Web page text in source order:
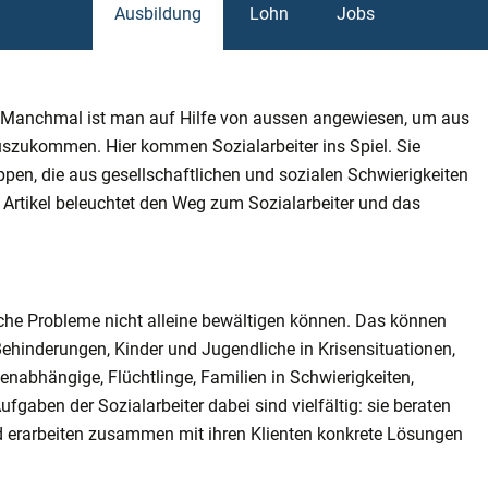
Ausbildung Lohn Jobs
ist man auf Hilfe von aussen angewiesen, um aus
Hier kommen Sozialarbeiter ins Spiel. Sie
die aus gesellschaftlichen und sozialen Schwierigkeiten
beleuchtet den Weg zum Sozialarbeiter und das
Probleme nicht alleine bewältigen können. Das können
Kinder und Jugendliche in Krisensituationen,
Flüchtlinge, Familien in Schwierigkeiten,
der Sozialarbeiter dabei sind vielfältig: sie beraten
zusammen mit ihren Klienten konkrete Lösungen